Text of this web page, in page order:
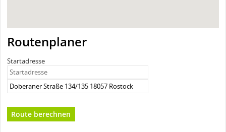
Routenplaner
Startadresse